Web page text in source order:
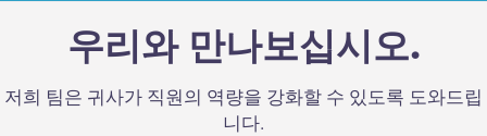
하면 교육청의 프로그램 참여자에게 판도를 바꾸는 영향을
및 강점에 대한 견고하고 통찰력있는 이해는 팀과 의사 소통
우리와 만나보십시오.
저희 팀은 귀사가 직원의 역량을 강화할 수 있도록 도와드립
니다.